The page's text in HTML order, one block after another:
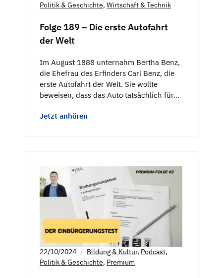
Politik & Geschichte, Wirtschaft & Technik
Folge 189 – Die erste Autofahrt
der Welt
Im August 1888 unternahm Bertha Benz,
die Ehefrau des Erfinders Carl Benz, die
erste Autofahrt der Welt. Sie wollte
beweisen, dass das Auto tatsächlich für…
Jetzt anhören
22/10/2024 Bildung & Kultur, Podcast,
Politik & Geschichte, Premium